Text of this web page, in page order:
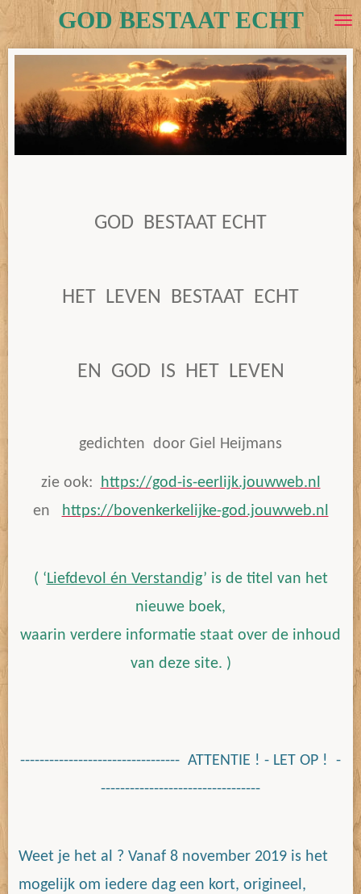
naar
hoofdinhoud
GOD BESTAAT ECHT
GOD BESTAAT ECHT
HET LEVEN BESTAAT ECHT
EN GOD IS HET LEVEN
gedichten door Giel Heijmans
zie ook:
https://god-is-eerlijk.jouwweb.nl
en
https://bovenkerkelijke-god.jouwweb.nl
( ‘ Liefdevol én Verstandig’ is de titel van het
nieuwe boek,
waarin verdere informatie staat over de inhoud
van deze site. )
--------------------------------- ATTENTIE ! - LET OP ! -
---------------------------------
Weet je het al ? Vanaf 8 november 2019 is het
mogelijk om iedere dag een kort, origineel,